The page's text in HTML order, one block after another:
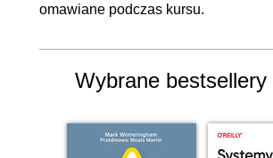
6. Zakończenie kursu
6.1. Podsumowanie i
rekomendacje
omawiane podczas kursu.
Wybrane bestsellery